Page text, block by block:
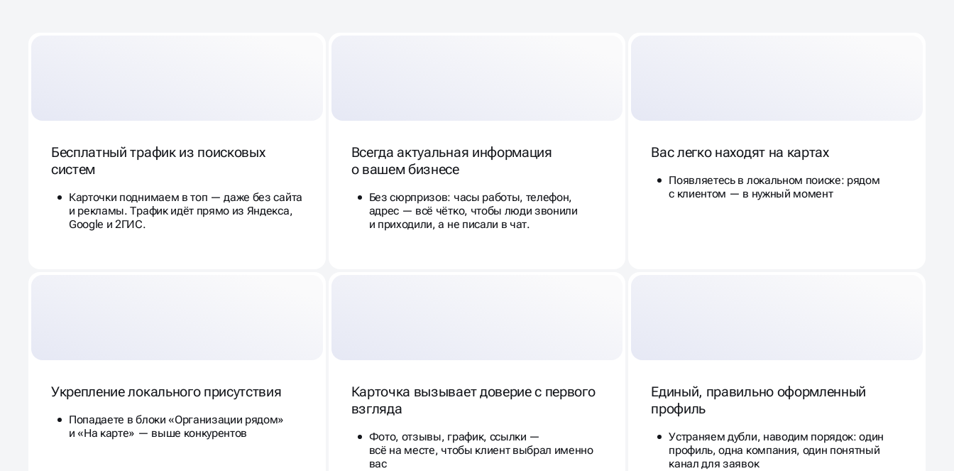
Бесплатный трафик из поисковых
систем
Карточки поднимаем в топ — даже без сайта
и рекламы. Трафик идёт прямо из Яндекса,
Google и 2ГИС.
Всегда актуальная информация
о вашем бизнесе
Без сюрпризов: часы работы, телефон,
адрес — всё чётко, чтобы люди звонили
и приходили, а не писали в чат.
Вас легко находят на картах
Появляетесь в локальном поиске: рядом
с клиентом — в нужный момент
Укрепление локального присутствия
Попадаете в блоки «Организации рядом»
и «На карте» — выше конкурентов
Карточка вызывает доверие с первого
взгляда
Фото, отзывы, график, ссылки —
всё на месте, чтобы клиент выбрал именно
вас
Единый, правильно оформленный
профиль
Устраняем дубли, наводим порядок: один
профиль, одна компания, один понятный
канал для заявок